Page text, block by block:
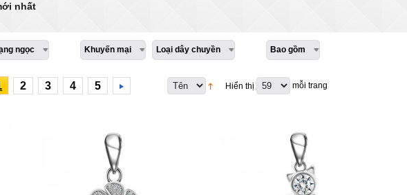
nhất
ngọc Khuyến mại Loại dây chuyền Bao gồm
Hiển thị mỗi trang
2 3 4 5